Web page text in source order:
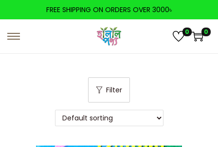
FREE SHIPPING ON ORDERS OVER 3000৳
0 0
Filter